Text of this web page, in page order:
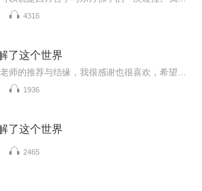
4316
了这个世界
1936
了这个世界
2465